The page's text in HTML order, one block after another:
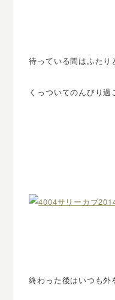
待っている間はふたり
くっついてのんびり
終わった後はいつも外